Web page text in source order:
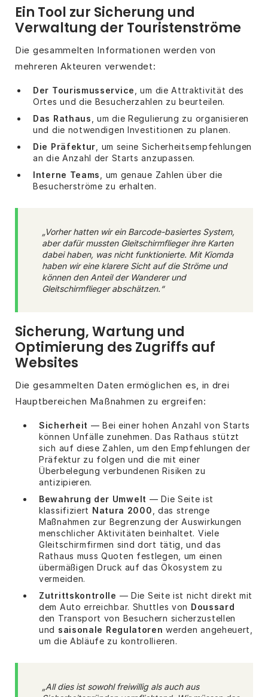
Ein Tool zur Sicherung und
Verwaltung der Touristenströme
Die gesammelten Informationen werden von
mehreren Akteuren verwendet:
Der Tourismusservice
, um die Attraktivität des
Ortes und die Besucherzahlen zu beurteilen.
Das Rathaus
, um die Regulierung zu organisieren
und die notwendigen Investitionen zu planen.
Die Präfektur , um seine Sicherheitsempfehlungen
an die Anzahl der Starts anzupassen.
Interne Teams
, um genaue Zahlen über die
Besucherströme zu erhalten.
„Vorher hatten wir ein Barcode-basiertes System,
aber dafür mussten Gleitschirmflieger ihre Karten
dabei haben, was nicht funktionierte. Mit Kiomda
haben wir eine klarere Sicht auf die Ströme und
können den Anteil der Wanderer und
Gleitschirmflieger abschätzen.“
Sicherung, Wartung und
Optimierung des Zugriffs auf
Websites
Die gesammelten Daten ermöglichen es, in drei
Hauptbereichen Maßnahmen zu ergreifen:
Sicherheit — Bei einer hohen Anzahl von Starts
können Unfälle zunehmen. Das Rathaus stützt
sich auf diese Zahlen, um den Empfehlungen der
Präfektur zu folgen und die mit einer
Überbelegung verbundenen Risiken zu
antizipieren.
Bewahrung der Umwelt — Die Seite ist
klassifiziert Natura 2000 , das strenge
Maßnahmen zur Begrenzung der Auswirkungen
menschlicher Aktivitäten beinhaltet. Viele
Gleitschirmfirmen sind dort tätig, und das
Rathaus muss Quoten festlegen, um einen
übermäßigen Druck auf das Ökosystem zu
vermeiden.
Zutrittskontrolle — Die Seite ist nicht direkt mit
dem Auto erreichbar. Shuttles von Doussard
den Transport von Besuchern sicherzustellen
und saisonale Regulatoren werden angeheuert,
um die Abläufe zu kontrollieren.
„All dies ist sowohl freiwillig als auch aus